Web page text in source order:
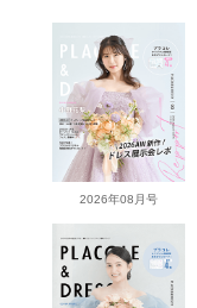
2026年08月号